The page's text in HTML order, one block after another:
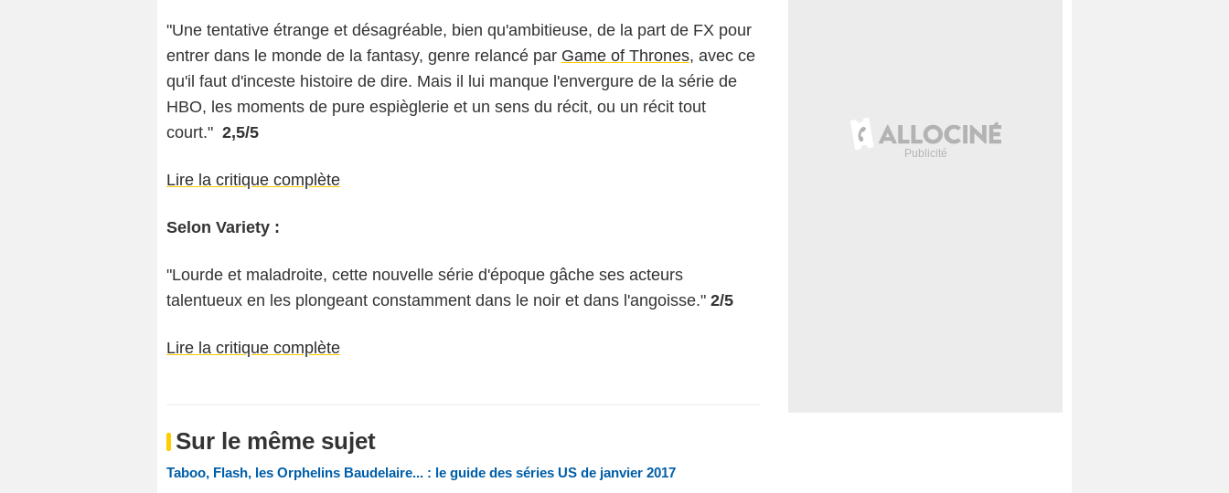
"Une tentative étrange et désagréable, bien qu'ambitieuse, de la part de FX pour
entrer dans le monde de la fantasy, genre relancé par Game of Thrones, avec ce
qu'il faut d'inceste histoire de dire. Mais il lui manque l'envergure de la série de
HBO, les moments de pure espièglerie et un sens du récit, ou un récit tout
court." 2,5/5
Lire la critique complète
Selon Variety :
"Lourde et maladroite, cette nouvelle série d'époque gâche ses acteurs
talentueux en les plongeant constamment dans le noir et dans l'angoisse." 2/5
Lire la critique complète
Sur le même sujet
Taboo, Flash, les Orphelins Baudelaire... : le guide des séries US de janvier 2017